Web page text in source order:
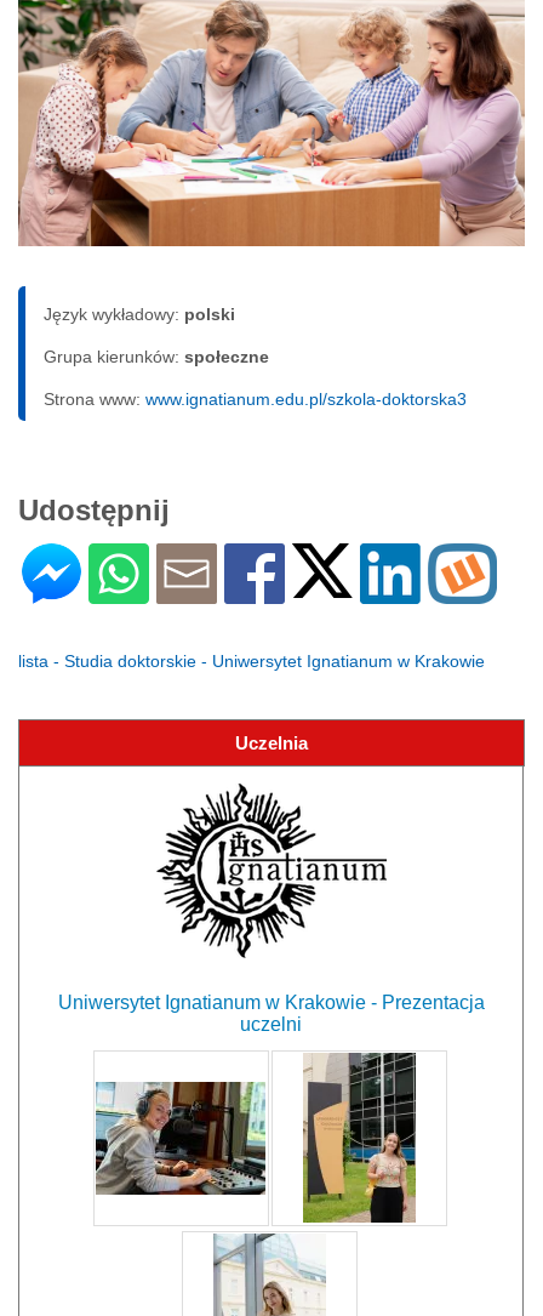
Język wykładowy: polski
Grupa kierunków: społeczne
Strona www: www.ignatianum.edu.pl/szkola-doktorska3
Udostępnij
lista - Studia doktorskie - Uniwersytet Ignatianum w Krakowie
Uczelnia
Uniwersytet Ignatianum w Krakowie - Prezentacja
uczelni